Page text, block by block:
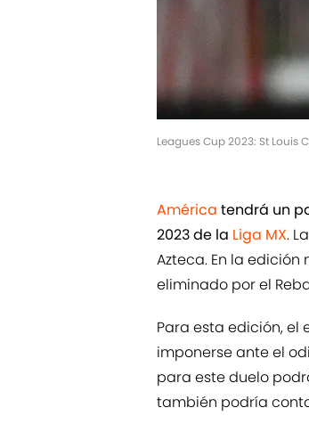
Leagues Cup 2023: St Louis
América tendrá un
2023 de la Liga MX.
Azteca. En la
eliminado por el
Para esta edición,
imponerse ante el
para este duelo
también podría